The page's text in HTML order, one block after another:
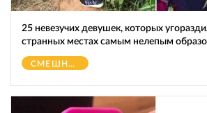
25 невезучих девушек, которых
странных местах самым нелепым
СМЕШНОЕ